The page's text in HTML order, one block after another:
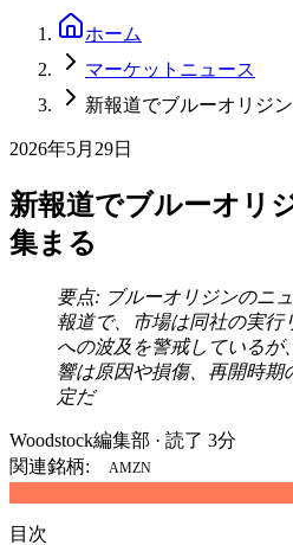
ホーム
マーケットニュース
新報道でブルーオリジ
2026年5月29日
新報道でブルーオリ
集まる
要点: ブルーオリジンのニ
報道で、市場は同社の実行
への波及を警戒しているが
響は原因や損傷、再開時期
定だ
Woodstock編集部 · 読了 3分
関連銘柄:
AMZN
目次